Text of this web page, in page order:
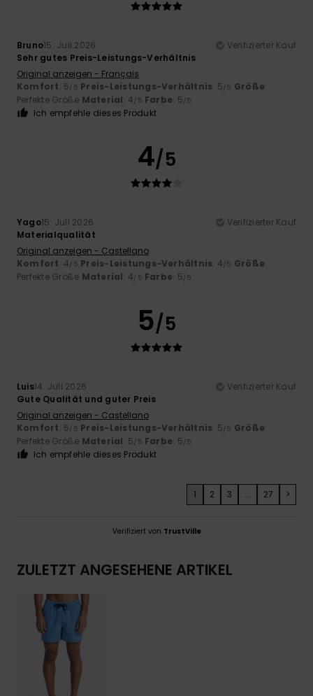
Bruno15. Juli 2026
Verifizierter Kauf
Sehr gutes Preis-Leistungs-Verhältnis
Original anzeigen - Français
Komfort: 5/5 Preis-Leistungs-Verhältnis: 5/5 Größe:
Perfekte Größe Material: 4/5 Farbe: 5/5
Ich empfehle dieses Produkt
4/5
Yago15. Juli 2026
Verifizierter Kauf
Materialqualität
Original anzeigen - Castellano
Komfort: 4/5 Preis-Leistungs-Verhältnis: 4/5 Größe:
Perfekte Größe Material: 4/5 Farbe: 5/5
5/5
Luis14. Juli 2026
Verifizierter Kauf
Gute Qualität und guter Preis
Original anzeigen - Castellano
Komfort: 5/5 Preis-Leistungs-Verhältnis: 5/5 Größe:
Perfekte Größe Material: 5/5 Farbe: 5/5
Ich empfehle dieses Produkt
1 2 3 ... 27 >
Verifiziert von TrustVille
ZULETZT ANGESEHENE ARTIKEL